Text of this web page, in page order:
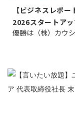
【ビジネスレポー
2026スタートア
ルドカップ東京
優勝は（株）カウ